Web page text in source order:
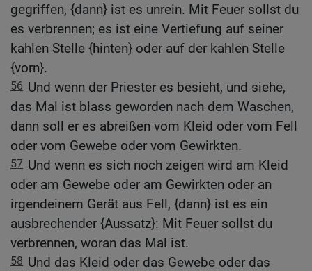
gegriffen, {dann} ist es unrein. Mit Feuer sollst du
es verbrennen; es ist eine Vertiefung auf seiner
kahlen Stelle {hinten} oder auf der kahlen Stelle
{vorn}.
56 Und wenn der Priester es besieht, und siehe,
das Mal ist blass geworden nach dem Waschen,
dann soll er es abreißen vom Kleid oder vom Fell
oder vom Gewebe oder vom Gewirkten.
57 Und wenn es sich noch zeigen wird am Kleid
oder am Gewebe oder am Gewirkten oder an
irgendeinem Gerät aus Fell, {dann} ist es ein
ausbrechender {Aussatz}: Mit Feuer sollst du
verbrennen, woran das Mal ist.
58 Und das Kleid oder das Gewebe oder das